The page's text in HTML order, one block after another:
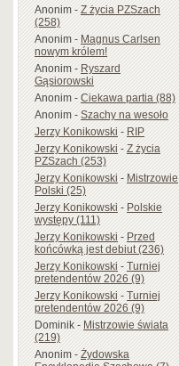
Anonim-Z życia PZSzach
(258)
Anonim-Magnus Carlsen
nowym królem!
Anonim-Ryszard
Gąsiorowski
Anonim-Ciekawa partia (88)
Anonim-Szachy na wesoło
Jerzy Konikowski-RIP
Jerzy Konikowski-Z życia
PZSzach (253)
Jerzy Konikowski-Mistrzowie
Polski (25)
Jerzy Konikowski-Polskie
występy (111)
Jerzy Konikowski-Przed
końcówką jest debiut (236)
Jerzy Konikowski-Turniej
pretendentów 2026 (9)
Jerzy Konikowski-Turniej
pretendentów 2026 (9)
Dominik-Mistrzowie świata
(219)
Anonim-Żydowska